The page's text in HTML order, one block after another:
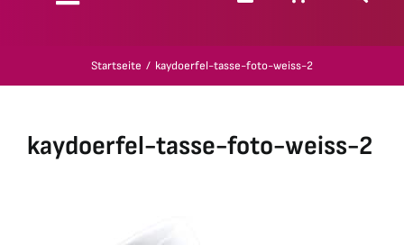
Toggle
Startseite kaydoerfel-tasse-foto-weiss-2
kaydoerfel-tasse-foto-weiss-2